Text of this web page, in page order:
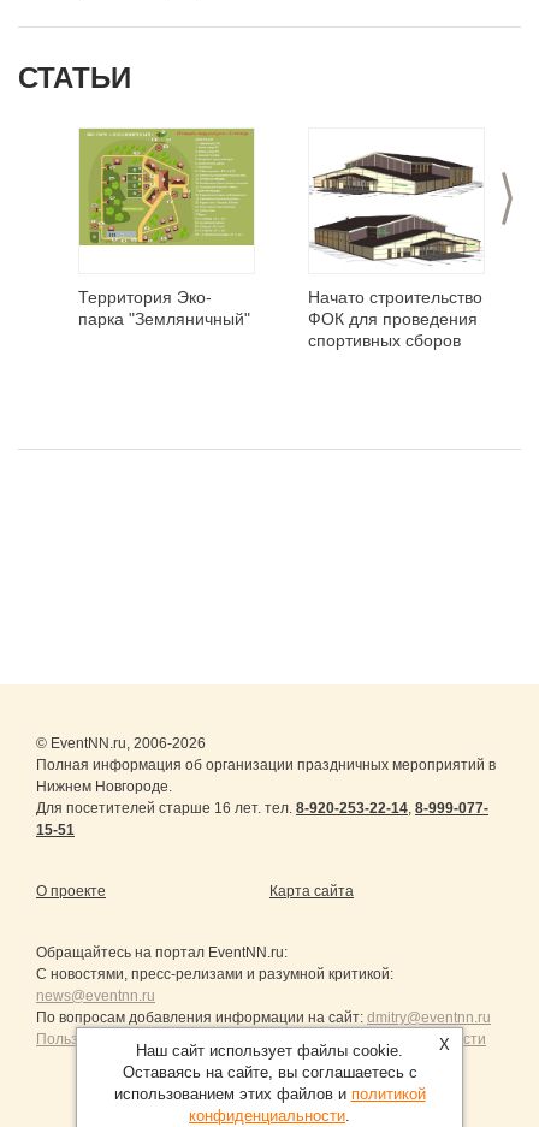
СТАТЬИ
>
Территория Эко-
парка "Земляничный"
Начато строительство
ФОК для проведения
спортивных сборов
© EventNN.ru, 2006-2026
Полная информация об организации праздничных мероприятий в
Нижнем Новгороде.
Для посетителей старше 16 лет. тел. 8-920-253-22-14, 8-999-077-
15-51
О проекте Карта сайта
Обращайтесь на портал EventNN.ru:
С новостями, пресс-релизами и разумной критикой:
news@eventnn.ru
По вопросам добавления информации на сайт: dmitry@eventnn.ru
Пользовательское Соглашение и политика конфиденциальности
X
Наш сайт использует файлы cookie.
Оставаясь на сайте, вы соглашаетесь с
использованием этих файлов и политикой
конфиденциальности.